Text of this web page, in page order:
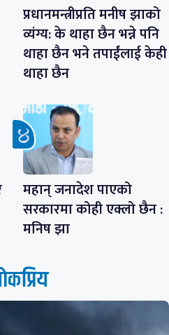
प्रधानमन्त्रीप्रति मनीष झाको
व्यंग्य: के थाहा छैन भन्ने पनि
थाहा छैन भने तपाईंलाई केही
थाहा छैन
महान् जनादेश पाएको
सरकारमा कोही एक्लो छैन :
मनिष झा